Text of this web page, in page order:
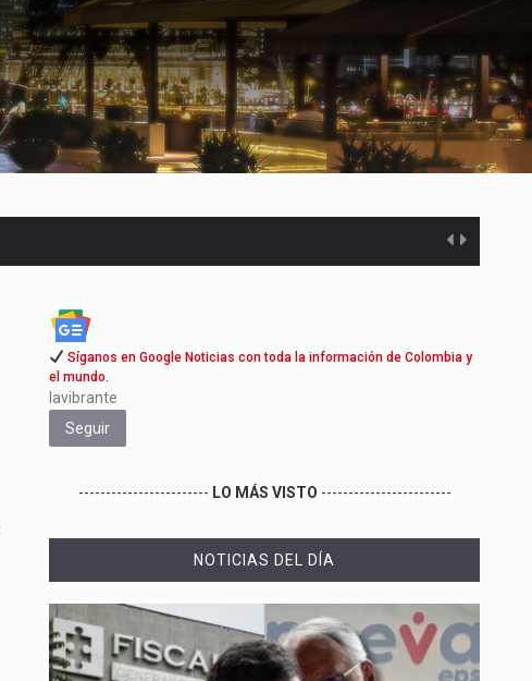
Síganos en Google Noticias con toda la información de Colombia y
el mundo.
lavibrante
Seguir
------------------------ LO MÁS VISTO ------------------------
NOTICIAS DEL DÍA